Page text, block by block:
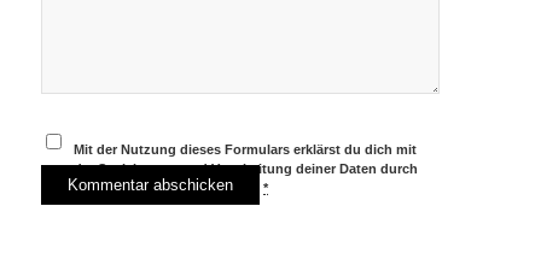
Mit der Nutzung dieses Formulars erklärst du dich mit
der Speicherung und Verarbeitung deiner Daten durch
diese Website einverstanden.*